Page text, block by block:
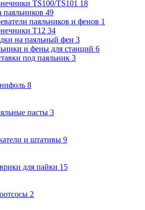
TS100/TS101 18
паяльников 49
паяльников и фенов 1
T12 34
на паяльный фен 3
и фены для станций 6
под паяльник 3
8
пасты 3
и штативы 9
для пайки 15
2